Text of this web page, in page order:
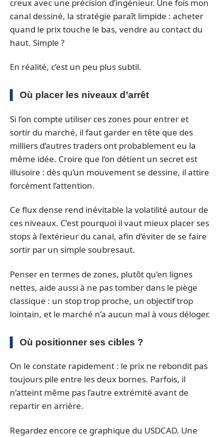
creux avec une précision d’ingénieur. Une fois mon
canal dessiné, la stratégie paraît limpide : acheter
quand le prix touche le bas, vendre au contact du
haut. Simple ?
En réalité, c’est un peu plus subtil.
Où placer les niveaux d’arrêt
Si l’on compte utiliser ces zones pour entrer et
sortir du marché, il faut garder en tête que des
milliers d’autres traders ont probablement eu la
même idée. Croire que l’on détient un secret est
illusoire : dès qu’un mouvement se dessine, il attire
forcément l’attention.
Ce flux dense rend inévitable la volatilité autour de
ces niveaux. C’est pourquoi il vaut mieux placer ses
stops à l’extérieur du canal, afin d’éviter de se faire
sortir par un simple soubresaut.
Penser en termes de zones, plutôt qu’en lignes
nettes, aide aussi à ne pas tomber dans le piège
classique : un stop trop proche, un objectif trop
lointain, et le marché n’a aucun mal à vous déloger.
Où positionner ses cibles ?
On le constate rapidement : le prix ne rebondit pas
toujours pile entre les deux bornes. Parfois, il
n’atteint même pas l’autre extrémité avant de
repartir en arrière.
Regardez encore ce graphique du USDCAD. Une